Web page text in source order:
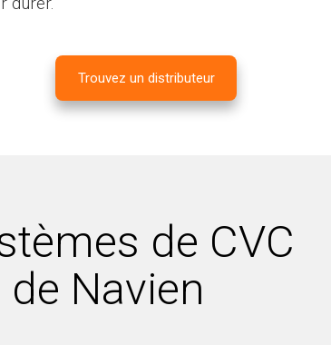
Trouvez un distributeur
de CVC
Navien